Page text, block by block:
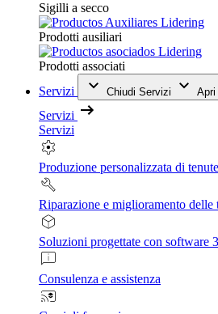
Sigilli a secco
Prodotti ausiliari
Prodotti associati
Servizi
Chiudi Servizi Apri
Servizi
Servizi
Produzione personalizzata di
Riparazione e miglioramento delle
Soluzioni progettate con software
Consulenza e assistenza